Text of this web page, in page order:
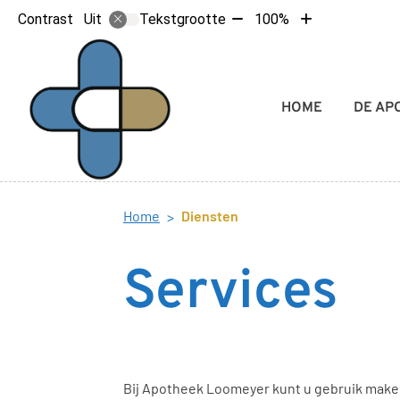
Contrast Uit Tekstgrootte Tekst100%
Tekst
Hoofdmenu
HOME
DE
Home Diensten
Services
Bij Apotheek Loomeyer kunt u gebruik